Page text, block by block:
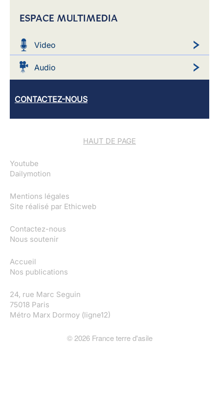
ESPACE MULTIMEDIA
Video
Audio
CONTACTEZ-NOUS
HAUT DE PAGE
Youtube
Dailymotion
Mentions légales
Site réalisé par Ethicweb
Contactez-nous
Nous soutenir
Accueil
Nos publications
24, rue Marc Seguin
75018 Paris
Métro Marx Dormoy (ligne12)
© 2026France terre d'asile